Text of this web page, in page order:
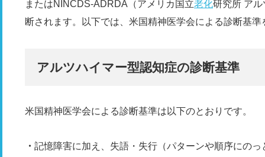
またはNINCDS-ADRDA（アメリカ国立老化研究所 ア
断されます。以下では、米国精神医学会による診断基準
アルツハイマー型認知症の診断基準
米国精神医学会による診断基準は以下のとおりです。
記憶障害に加え、失語・失行（パターンや順序にの